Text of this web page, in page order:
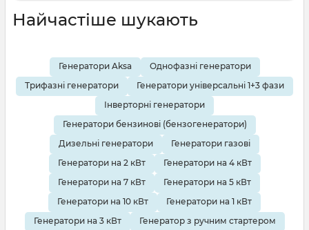
Найчастіше шукають
Генератори Aksa
Однофазні генератори
Трифазні генератори
Генератори універсальні 1+3 фази
Інверторні генератори
Генератори бензинові (бензогенератори)
Дизельні генератори
Генератори газові
Генератори на 2 кВт
Генератори на 4 кВт
Генератори на 7 кВт
Генератори на 5 кВт
Генератори на 10 кВт
Генератори на 1 кВт
Генератори на 3 кВт
Генератор з ручним стартером